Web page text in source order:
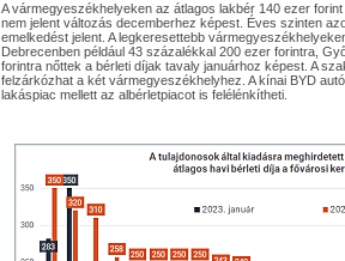
A vármegyeszékhelyeken az átlagos lakbér 140 ezer
nem jelent változás decemberhez képest. Éves szinten
emelkedést jelent. A legkeresettebb
Debrecenben például 43 százalékkal 200 ezer forintra,
forintra nőttek a bérleti díjak tavaly januárhoz képest. A
felzárkózhat a két vármegyeszékhelyhez. A kínai BYD
lakáspiac mellett az albérletpiacot is felélénkítheti.